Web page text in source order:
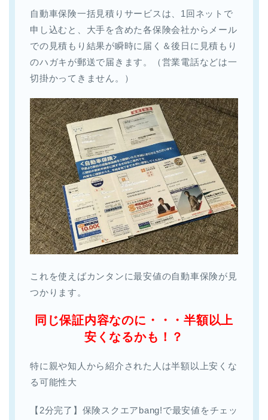
自動車保険一括見積りサービスは、1回ネットで
申し込むと、大手を含めた各保険会社からメール
での見積もり結果が瞬時に届く＆後日に見積もり
のハガキが郵送で届きます。（営業電話などは一
切掛かってきません。）
これを使えばカンタンに最安値の自動車保険が見
つかります。
同じ保証内容なのに・・・半額以上
安くなるかも！？
特に親や知人から紹介された人は半額以上安くな
る可能性大
【2分完了】保険スクエアbang!で最安値をチェッ